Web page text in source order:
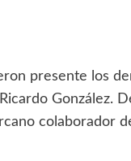
presente los
González.
colaborador